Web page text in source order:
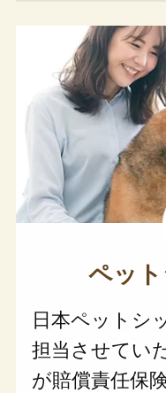
ペッ
日本ペットシ
担当させてい
が賠償責任保